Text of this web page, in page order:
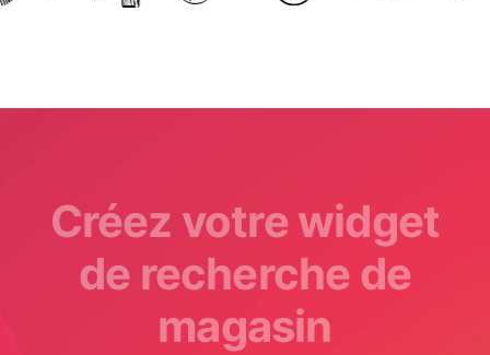
Créez votre widget
de recherche de
magasin